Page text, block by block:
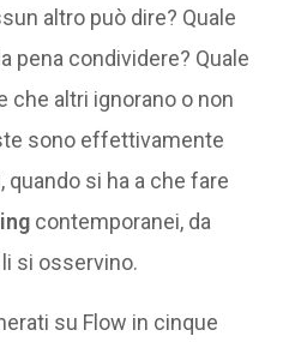
altro può dire? Quale
pena condividere? Quale
che altri ignorano o non
sono effettivamente
quando si ha a che fare
contemporanei, da
si osservino.
su Flow in cinque